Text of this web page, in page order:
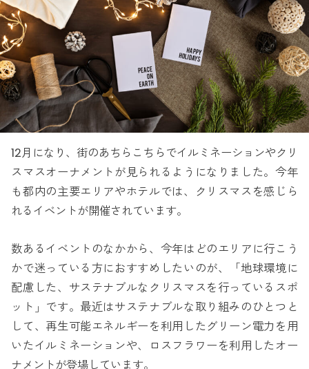
12月になり、街のあちらこちらでイルミネーションやクリ
スマスオーナメントが見られるようになりました。今年
も都内の主要エリアやホテルでは、クリスマスを感じら
れるイベントが開催されています。
数あるイベントのなかから、今年はどのエリアに行こう
かで迷っている方におすすめしたいのが、「地球環境に
配慮した、サステナブルなクリスマスを行っているスポ
ット」です。最近はサステナブルな取り組みのひとつと
して、再生可能エネルギーを利用したグリーン電力を用
いたイルミネーションや、ロスフラワーを利用したオー
ナメントが登場しています。